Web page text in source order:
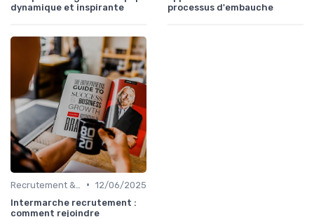
dynamique et inspirante
processus d'embauche
• 12/06/2025
Intermarche recrutement :
comment rejoindre